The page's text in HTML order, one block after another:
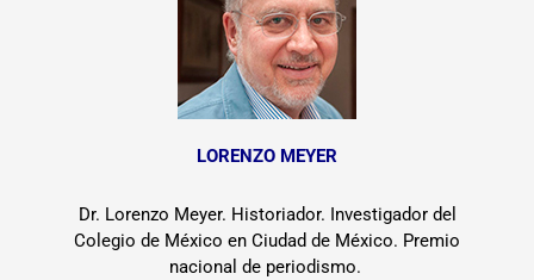
LORENZO MEYER
Dr. Lorenzo Meyer. Historiador. Investigador del
Colegio de México en Ciudad de México. Premio
nacional de periodismo.